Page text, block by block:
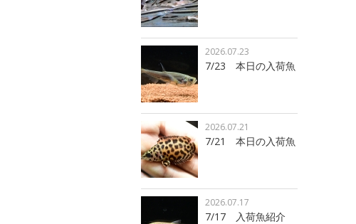
7/23 本日の入荷魚
2026.07.23
7/21 本日の入荷魚
2026.07.21
7/17 入荷魚紹介
2026.07.17